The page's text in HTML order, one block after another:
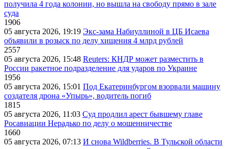
получила 4 года колонии, но вышла на свободу прямо в зале
суда
1906
05 августа 2026, 19:19 Экс-зама Набиуллиной в ЦБ Исаева
объявили в розыск по делу хищения 4 млрд рублей
2557
05 августа 2026, 15:48 Reuters: КНДР может разместить в
России ракетное подразделение для ударов по Украине
1956
05 августа 2026, 15:01 Под Екатеринбургом взорвали машину
создателя дрона «Упырь», водитель погиб
1815
05 августа 2026, 11:03 Суд продлил арест бывшему главе
Росавиации Нерадько по делу о мошенничестве
1660
05 августа 2026, 07:13 И снова Wildberries. В Тульской области